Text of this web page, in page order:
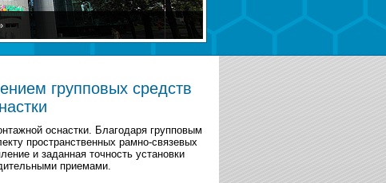
групповых средств
оснастки. Благодаря групповым
пространственных рамно-связевых
и заданная точность установки
приемами.